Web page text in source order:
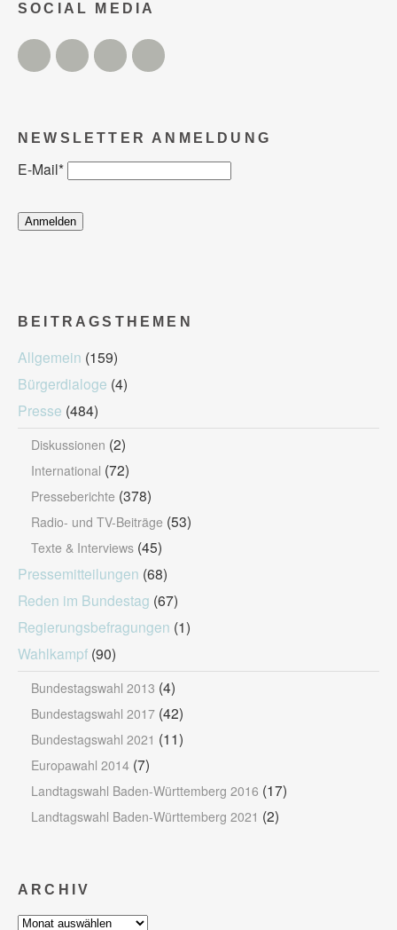
SOCIAL MEDIA
Twitter FacebookInstagram
NEWSLETTER ANMELDUNG
E-Mail*
BEITRAGSTHEMEN
Allgemein (159)
Bürgerdialoge (4)
Presse (484)
Diskussionen (2)
International (72)
Presseberichte (378)
Radio- und TV-Beiträge (53)
Texte & Interviews (45)
Pressemitteilungen (68)
Reden im Bundestag (67)
Regierungsbefragungen (1)
Wahlkampf (90)
Bundestagswahl 2013 (4)
Bundestagswahl 2017 (42)
Bundestagswahl 2021 (11)
Europawahl 2014 (7)
Landtagswahl Baden-Württemberg 2016 (17)
Landtagswahl Baden-Württemberg 2021 (2)
ARCHIV
Archiv